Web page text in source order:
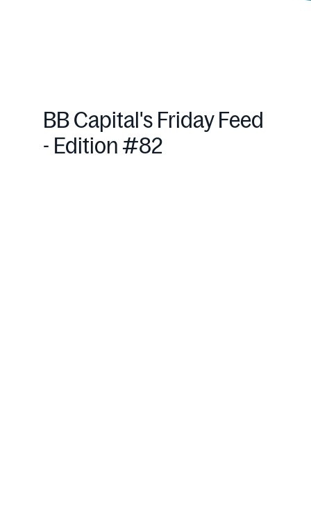
BB Capital's Friday Feed
- Edition #82